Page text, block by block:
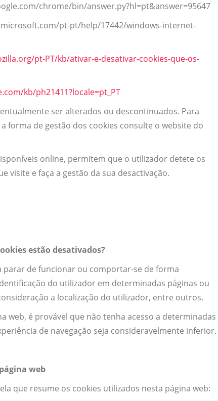
chrome/bin/answer.py?hl=pt&answer=95647
pt-pt/help/17442/windows-internet-
pt-PT/kb/ativar-e-desativar-cookies-que-os-
kb/ph21411?locale=pt_PT
ser alterados ou descontinuados. Para
forma de gestão dos cookies consulte o website do
online, permitem que o utilizador detete os
visite e faça a gestão da sua desactivação.
estão desativados?
parar de funcionar ou comportar-se de forma
do utilizador em determinadas páginas ou
a localização do utilizador, entre outros.
web, é provável que não tenha acesso a determinadas
de navegação seja consideravelmente inferior.
web
que resume os cookies utilizados nesta página web: